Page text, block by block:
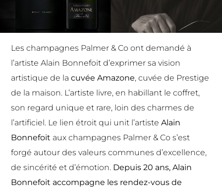
Les champagnes Palmer & Co ont demandé à
l’artiste Alain Bonnefoit d’exprimer sa vision
artistique de lacuvée Amazone, cuvée de Prestige
de la maison. L’artiste livre, en habillant le coffret,
son regard unique et rare, loin des charmes de
l’artificiel. Le lien étroit qui unit l’artisteAlain
Bonnefoit aux champagnes Palmer & Co s’est
forgé autour des valeurs communes d’excellence,
de sincérité et d’émotion. Depuis 20 ans, Alain
Bonnefoit accompagne les rendez-vous de